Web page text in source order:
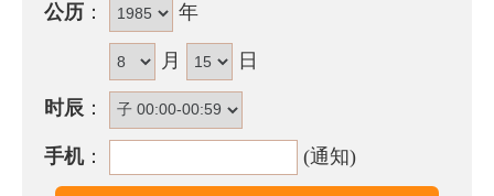
皓燃名字评分为：
97分（评分由卜易居根据姓名五格
数理测算得出，仅供参考）
公历 ： 年
月 日
时辰 ：
手机： (通知)